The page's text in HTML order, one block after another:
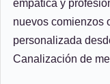
empática y
nuevos comienzos
personalizada
Canalización de